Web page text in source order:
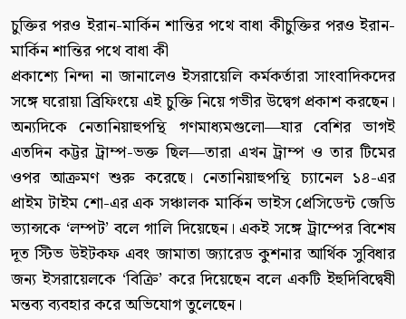
চুক্তির পরও ইরান-মার্কিন শান্তির পথে বাধা কীচুক্তির পরও ইরান-
মার্কিন শান্তির পথে বাধা কী
প্রকাশ্যে নিন্দা না জানালেও ইসরায়েলি কর্মকর্তারা সাংবাদিকদের
সঙ্গে ঘরোয়া ব্রিফিংয়ে এই চুক্তি নিয়ে গভীর উদ্বেগ প্রকাশ করছেন।
অন্যদিকে নেতানিয়াহুপন্থি গণমাধ্যমগুলো—যার বেশির ভাগই
এতদিন কট্টর ট্রাম্প-ভক্ত ছিল—তারা এখন ট্রাম্প ও তার টিমের
ওপর আক্রমণ শুরু করেছে। নেতানিয়াহুপন্থি চ্যানেল ১৪-এর
প্রাইম টাইম শো-এর এক সঞ্চালক মার্কিন ভাইস প্রেসিডেন্ট জেডি
ভ্যান্সকে ‘লম্পট’ বলে গালি দিয়েছেন। একই সঙ্গে ট্রাম্পের বিশেষ
দূত স্টিভ উইটকফ এবং জামাতা জ্যারেড কুশনার আর্থিক সুবিধার
জন্য ইসরায়েলকে ‘বিক্রি’ করে দিয়েছেন বলে একটি ইহুদিবিদ্বেষী
মন্তব্য ব্যবহার করে অভিযোগ তুলেছেন।